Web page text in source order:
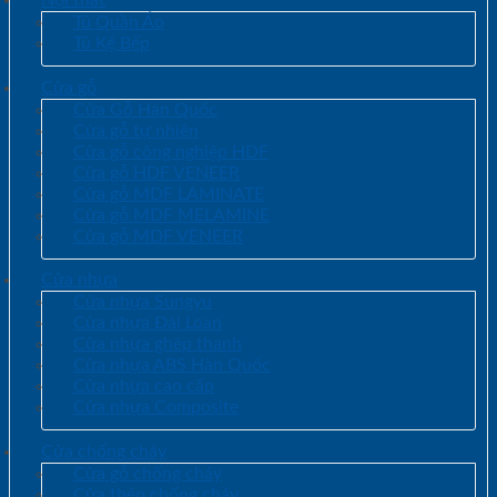
Tủ Quần Áo
Tủ Kệ Bếp
Cửa gỗ
Cửa Gỗ Hàn Quốc
Cửa gỗ tự nhiên
Cửa gỗ công nghiệp HDF
Cửa gỗ HDF VENEER
Cửa gỗ MDF LAMINATE
Cửa gỗ MDF MELAMINE
Cửa gỗ MDF VENEER
Cửa nhựa
Cửa nhựa Sungyu
Cửa nhựa Đài Loan
Cửa nhựa ghép thanh
Cửa nhựa ABS Hàn Quốc
Cửa nhựa cao cấp
Cửa nhựa Composite
Cửa chống cháy
Cửa gỗ chống cháy